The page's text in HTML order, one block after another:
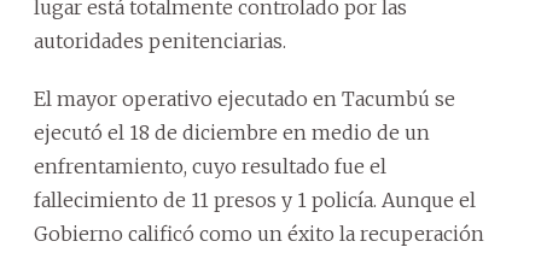
lugar está totalmente controlado por las
autoridades penitenciarias.
El mayor operativo ejecutado en Tacumbú se
ejecutó el 18 de diciembre en medio de un
enfrentamiento, cuyo resultado fue el
fallecimiento de 11 presos y 1 policía. Aunque el
Gobierno calificó como un éxito la recuperación